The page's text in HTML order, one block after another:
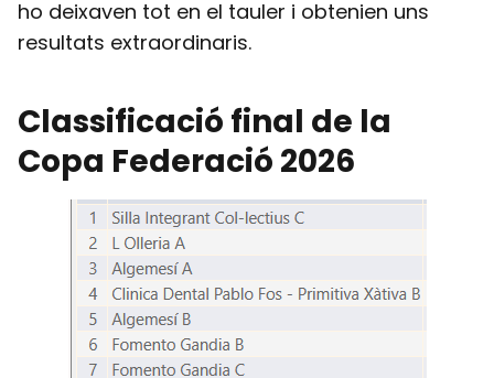
ho deixaven tot en el tauler i obtenien uns
resultats extraordinaris.
Classificació final de la
Copa Federació 2026